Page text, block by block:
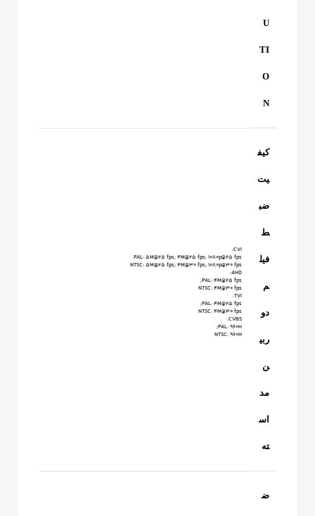
U
TI
O
N
کیف
یت
ضب
ط
فیل
م
دو
ربی
ن
مد
اس
ته
CVI:
PAL: 5M@25 fps; 4M@25 fps; 1080p@25 fps
NTSC: 5M@25 fps; 4M@30 fps; 1080p@30 fps
AHD:
PAL: 4M@25 fps;
NTSC: 4M@30 fps
TVI:
PAL: 4M@25 fps;
NTSC: 4M@30 fps
CVBS:
PAL: 960H;
NTSC: 960H
ض